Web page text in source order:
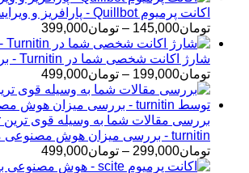
اکانت پرمیوم Quillbot - پارافریز و ویرایش متون انگلیسی
تومان145,000
– تومان399,000محدوده
قیمت:
تا
تومان399,000
شارژ اکانت شخصی شما در Turnitin - برسی سرقت ادبی
تومان199,000
– تومان499,000محدوده
قیمت:
تا
تومان499,000
turnitin - بررسی میزان هوش مصنوعی مقاله
تومان299,000
– تومان499,000محدوده
قیمت: